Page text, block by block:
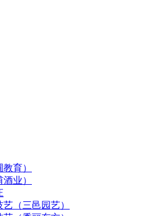
育）
业）
（三邑园艺）